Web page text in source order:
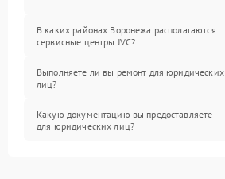
В каких районах Воронежа располагаются
сервисные центры JVC?
Выполняете ли вы ремонт для юридических
лиц?
Какую документацию вы предоставляете
для юридических лиц?